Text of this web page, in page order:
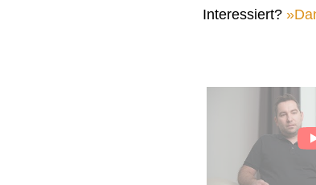
Interessiert?